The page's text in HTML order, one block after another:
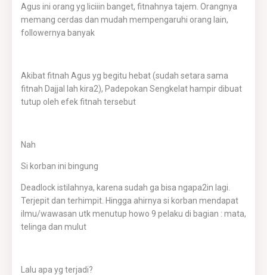
Agus ini orang yg liciiin banget, fitnahnya tajem. Orangnya
memang cerdas dan mudah mempengaruhi orang lain,
followernya banyak
Akibat fitnah Agus yg begitu hebat (sudah setara sama
fitnah Dajjal lah kira2), Padepokan Sengkelat hampir dibuat
tutup oleh efek fitnah tersebut
Nah
Si korban ini bingung
Deadlock istilahnya, karena sudah ga bisa ngapa2in lagi.
Terjepit dan terhimpit. Hingga ahirnya si korban mendapat
ilmu/wawasan utk menutup howo 9 pelaku di bagian : mata,
telinga dan mulut
Lalu apa yg terjadi?